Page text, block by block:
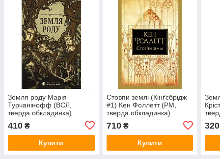
Земля роду Марія
Турчанінофф (ВСЛ,
тверда обкладинка)
410 ₴
Купити
Стовпи землі (Кінґсбрідж
#1) Кен Фоллетт (РМ,
тверда обкладинка)
710₴
Купити
320